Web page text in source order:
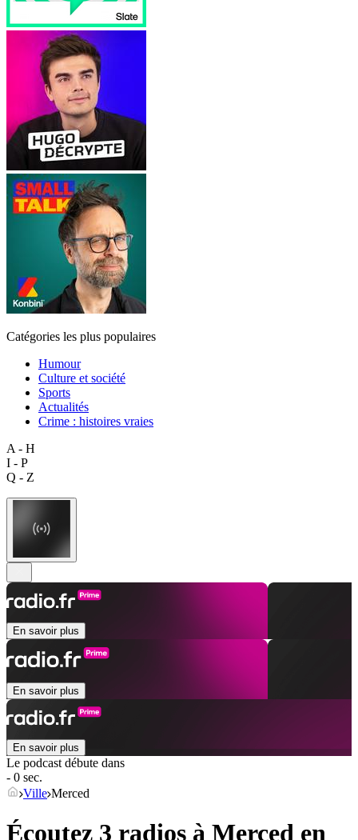
Catégories les plus populaires
Humour
Culture et société
Sports
Actualités
Crime : histoires vraies
A - H
I - P
Q - Z
En savoir plus
En savoir plus
En savoir plus
Le podcast débute dans
- 0 sec.
Ville Merced
Écoutez 3 radios à Merced en